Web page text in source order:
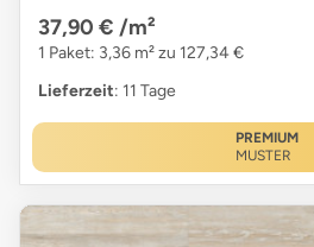
37,90 € /m²
1 Paket: 3,36 m² zu 127,34 €
Lieferzeit: 11 Tage
PREMIUM
MUSTER